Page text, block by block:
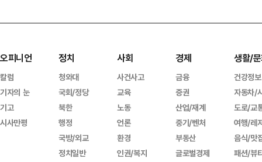
오피니언
칼럼
기자의 눈
기고
시사만평
정치
청와대
국회/정당
북한
행정
국방/외교
정치일반
사회
사건사고
교육
노동
언론
환경
인권/복지
경제
금융
증권
산업/재계
중기/벤처
부동산
글로벌경제
생활/
건강정보
자동차/
도로/교
여행/레
음식/맛
패션/뷰